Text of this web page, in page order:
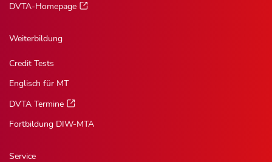
DVTA-Homepage
Weiterbildung
Credit Tests
Englisch für MT
DVTA Termine
Fortbildung DIW-MTA
Service